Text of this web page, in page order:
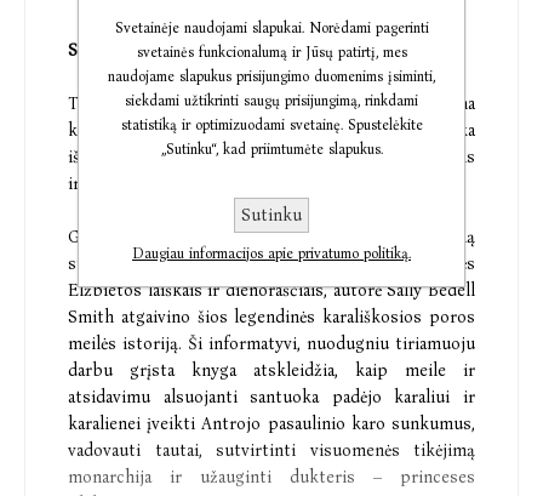
Santuoka, išgelbėjusi monarchiją
Tai išsamus pasakojimas apie tai, kaip meilės kupina
karaliaus Jurgio VI ir karalienės Elžbietos santuoka
išgelbėjo monarchiją Antrojo pasaulinio karo metais
ir kaip jie užaugino dukrą – karalienę Elžbietą II.
Gavusi ypatingą karalienės Elžbietos II leidimą
susipažinti su savo tėvų Jurgio VI ir karalienės
Elžbietos laiškais ir dienoraščiais, autorė Sally Bedell
Smith atgaivino šios legendinės karališkosios poros
meilės istoriją. Ši informatyvi, nuodugniu tiriamuoju
darbu grįsta knyga atskleidžia, kaip meile ir
atsidavimu alsuojanti santuoka padėjo karaliui ir
karalienei įveikti Antrojo pasaulinio karo sunkumus,
vadovauti tautai, sutvirtinti visuomenės tikėjimą
monarchija ir užauginti dukteris – princeses
Svetainėje naudojami slapukai. Norėdami pagerinti
svetainės funkcionalumą ir Jūsų patirtį, mes
naudojame slapukus prisijungimo duomenims įsiminti,
siekdami užtikrinti saugų prisijungimą, rinkdami
statistiką ir optimizuodami svetainę. Spustelėkite
„Sutinku“, kad priimtumėte slapukus.
Sutinku
Daugiau informacijos apie privatumo politiką.